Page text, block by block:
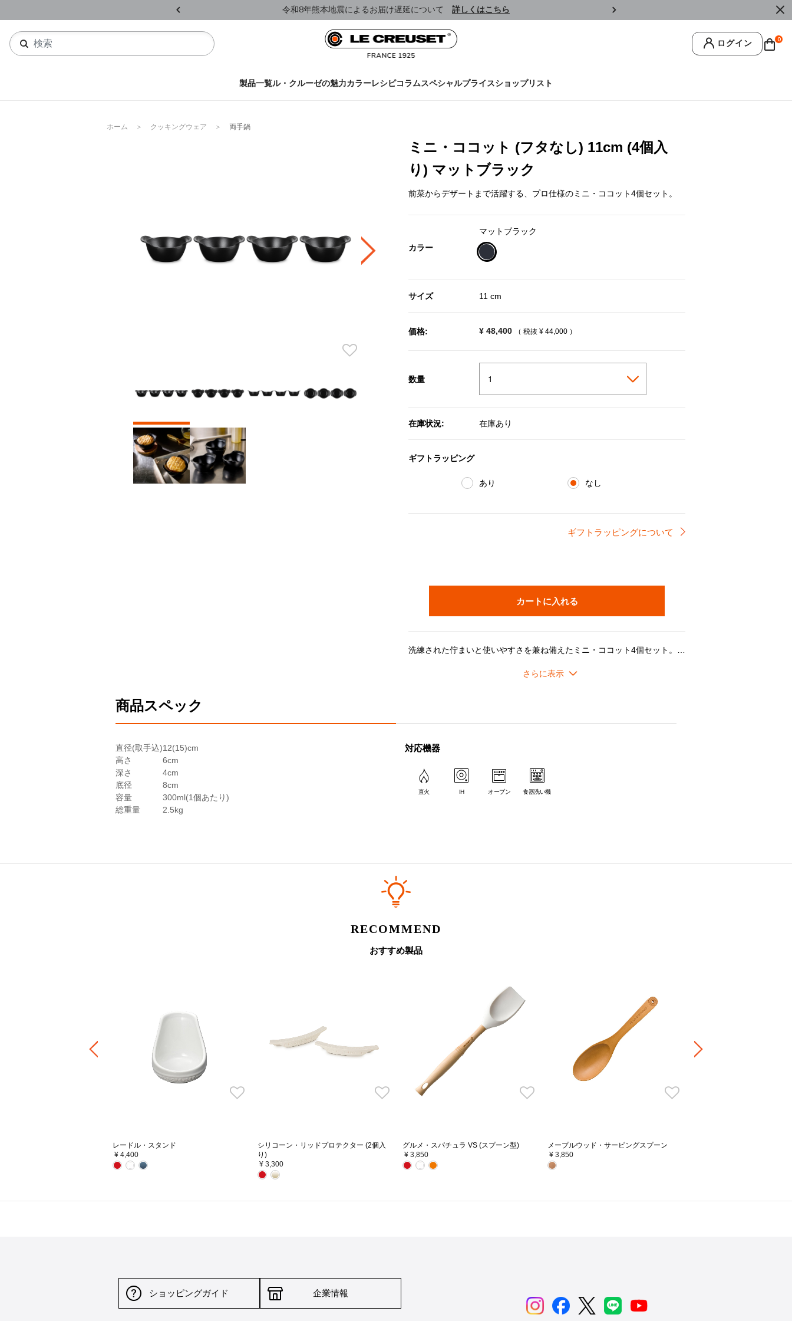
令和8年熊本地震によるお届け遅延について 詳しくはこちら ￥
ログイン 0
製品一覧ル・クルーゼの魅力カラーレシピコラムスペシャルプライスショップリスト
ホーム クッキングウェア 両手鍋
ミニ・ココット (フタなし) 11cm (4個入
り) マットブラック
前菜からデザートまで活躍する、プロ仕様のミニ・ココット4個セット。
カラー
マットブラック
サイズ 11 cm
価格: ¥ 48,400 （ 税抜 ¥ 44,000 ）
数量
在庫状況: 在庫あり
ギフトラッピング
あり なし
ギフトラッピングについて
カートに入れる
プロフェッショナルのために設計された「グルマンコレクション」。ル・クルーゼの伝統を受け継ぐ、鋳物ホーローならではの優れた熱伝導・蓄熱性で、料理を温かく（または冷たく）保ったままサーブ可能。内側・外側共にブラックマットホーロー加工が施されており、シーズニング不要でお手入れも簡単。直火・オーブン・IHを含むあらゆる熱源に対応し、最大450℃までご利用できます。食器洗い機も使用でき、金属性の調理器具の使用にも対応。スタッキングも可能な設計で、洗浄や収納もスムーズに行えます。
商品スペック
直径(取手込)12(15)cm
高さ
6cm
深さ
4cm
底径
8cm
容量
300ml(1個あたり)
総重量
2.5kg
対応機器
直火 IH オーブン 食器洗い機
RECOMMEND
おすすめ製品
レードル・スタンド
¥ 4,400
シリコーン・リッドプロテクター (2個入
り)
¥ 3,300
グルメ・スパチュラ VS (スプーン型)
¥ 3,850
メープルウッド・サービングスプーン
¥ 3,850
ショッピングガイド 企業情報